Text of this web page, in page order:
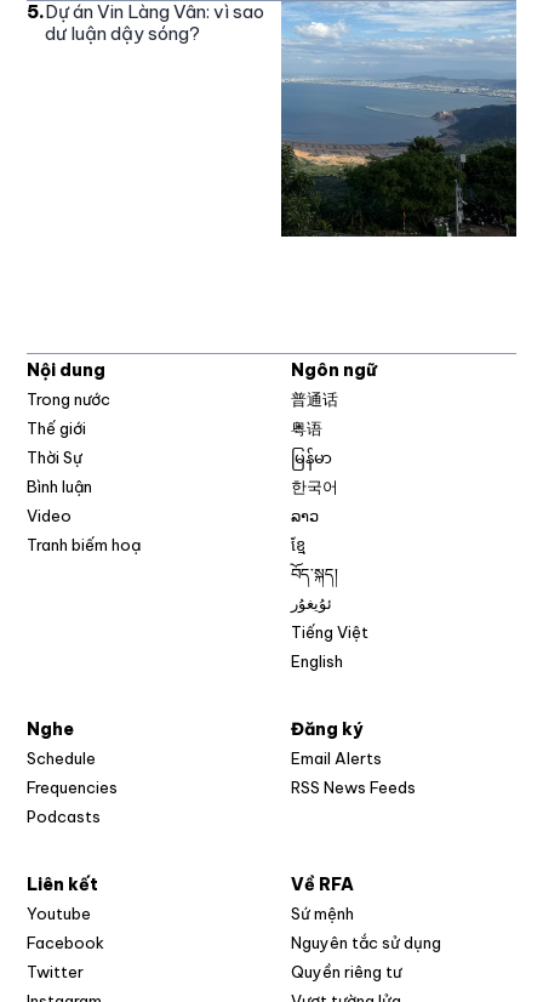
5.Dự án Vin Làng Vân: vì sao
dư luận dậy sóng?
Nội dung
Trong nước
Thế giới
Thời Sự
Bình luận
Video
Tranh biếm hoạ
Ngôn ngữ
普通话
粤语
မြန်မာ
한국어
ລາວ
ខ្មែ
བོད་སྐད།
ئۇيغۇر
Tiếng Việt
English
Nghe
Schedule
Frequencies
Podcasts
Đăng ký
Email Alerts
RSS News Feeds
Liên kết
Youtube
Facebook
Twitter
Về RFA
Sứ mệnh
Nguyên tắc sử dụng
Quyền riêng tư